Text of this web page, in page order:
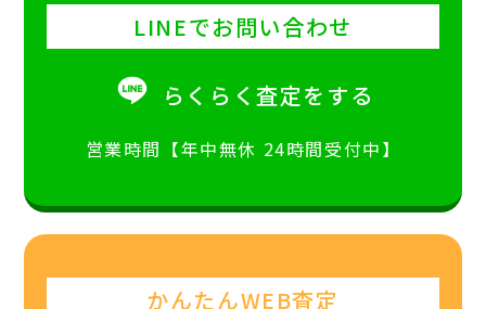
LINEでお問い合わせ
らくらく査定をする
営業時間【年中無休 24時間受付中】
かんたんWEB査定